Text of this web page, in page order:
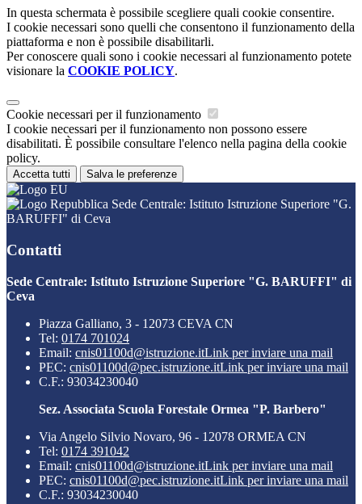
In questa schermata è possibile scegliere quali cookie consentire.
I cookie necessari sono quelli che consentono il funzionamento della
piattaforma e non è possibile disabilitarli.
Per conoscere quali sono i cookie necessari al funzionamento potete
visionare la COOKIE POLICY.
Cookie necessari per il funzionamento
I cookie necessari per il funzionamento non possono essere
disabilitati. È possibile consultare l'elenco nella pagina della cookie
policy.
Accetta tutti Salva le preferenze
Sede Centrale: Istituto Istruzione Superiore "G.
BARUFFI" di Ceva
Contatti
Sede Centrale: Istituto Istruzione Superiore "G. BARUFFI" di
Ceva
Piazza Galliano, 3 - 12073 CEVA CN
Tel: 0174 701024
Email: cnis01100d@istruzione.itLink per inviare una mail
PEC: cnis01100d@pec.istruzione.itLink per inviare una mail
C.F.: 93034230040
Sez. Associata Scuola Forestale Ormea "P. Barbero"
Via Angelo Silvio Novaro, 96 - 12078 ORMEA CN
Tel: 0174 391042
Email: cnis01100d@istruzione.itLink per inviare una mail
PEC: cnis01100d@pec.istruzione.itLink per inviare una mail
C.F.: 93034230040